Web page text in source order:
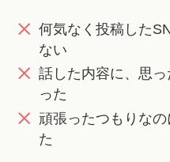
何気なく投稿した
ない
話した内容に、思
った
頑張ったつもりな
た